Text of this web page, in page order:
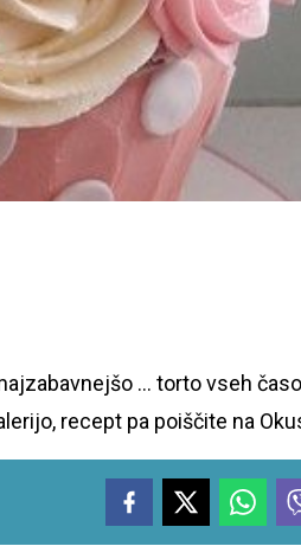
… torto vseh
recept pa poiščite na